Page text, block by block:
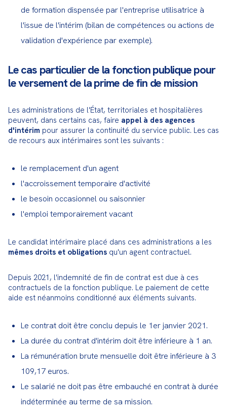
de formation dispensée par l'entreprise utilisatrice à
l'issue de l'intérim (bilan de compétences ou actions de
validation d'expérience par exemple).
Le cas particulier de la fonction publique pour
le versement de la prime de fin de mission
Les administrations de l'État, territoriales et hospitalières
peuvent, dans certains cas, faire appel à des agences
d'intérim pour assurer la continuité du service public. Les cas
de recours aux intérimaires sont les suivants :
le remplacement d'un agent
l'accroissement temporaire d'activité
le besoin occasionnel ou saisonnier
l'emploi temporairement vacant
mêmes droits et obligations qu'un agent contractuel.
Depuis 2021, l'indemnité de fin de contrat est due à ces
contractuels de la fonction publique. Le paiement de cette
aide est néanmoins conditionné aux éléments suivants.
Le contrat doit être conclu depuis le 1er janvier 2021.
La durée du contrat d'intérim doit être inférieure à 1 an.
La rémunération brute mensuelle doit être inférieure à 3
109,17 euros.
Le salarié ne doit pas être embauché en contrat à durée
indéterminée au terme de sa mission.